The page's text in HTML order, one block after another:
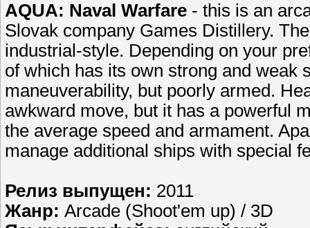
AQUA: Naval Warfare - this is an
Slovak company Games Distillery.
industrial-style. Depending on your
of which has its own strong and weak
maneuverability, but poorly armed.
awkward move, but it has a powerful
the average speed and armament.
manage additional ships with special
Релиз выпущен: 2011
Жанр: Arcade (Shoot'em up) / 3D